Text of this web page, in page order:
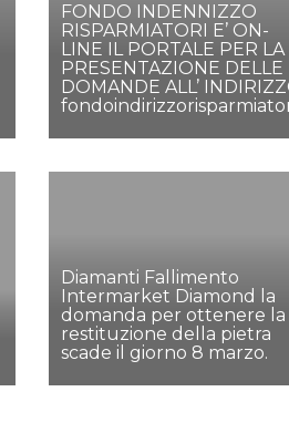
FONDO INDENNIZZO
RISPARMIATORI E’ ON-
LINE IL PORTALE PER LA
PRESENTAZIONE DELLE
DOMANDE ALL’
Diamanti Fallimento
Intermarket Diamond la
domanda per ottenere la
restituzione della pietra
scade il giorno 8 marzo.